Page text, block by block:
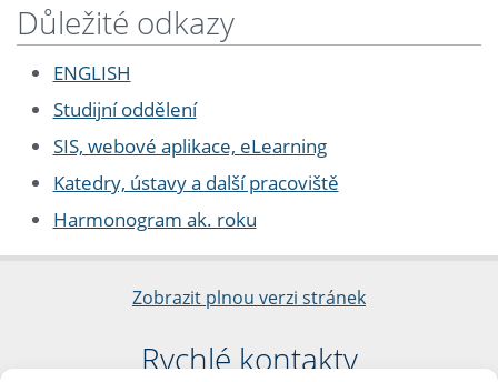
Důležité odkazy
ENGLISH
Studijní oddělení
SIS, webové aplikace, eLearning
Katedry, ústavy a další pracoviště
Harmonogram ak. roku
Zobrazit plnou verzi stránek
Rychlé kontakty